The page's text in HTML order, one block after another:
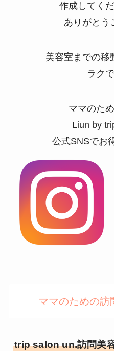
作成してく
ありがとう
美容室までの移
ラク
ママのた
Liun by
公式SNSでお
ママのための訪
trip salon un.訪問美